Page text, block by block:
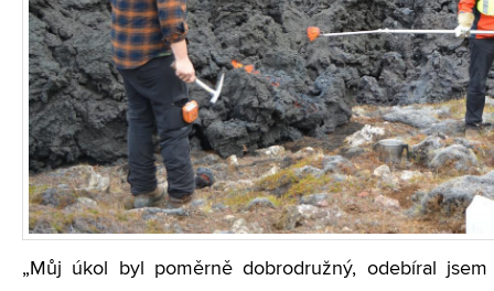
„Můj úkol byl poměrně dobrodružný, odebíral